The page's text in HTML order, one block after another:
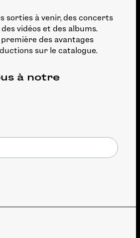
sorties à venir, des concerts
vidéos et des albums.
des avantages
sur le catalogue.
à notre